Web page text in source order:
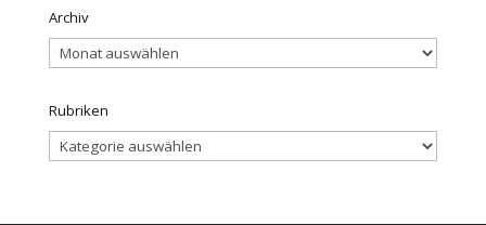
Archiv
Archiv
Rubriken
Rubriken